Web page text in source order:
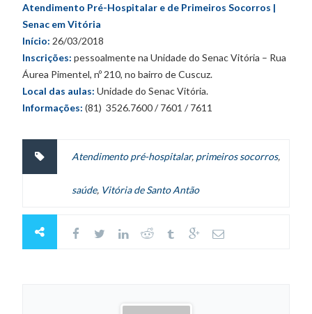
Atendimento Pré-Hospitalar e de Primeiros Socorros |
Senac em Vitória
Início: 26/03/2018
Inscrições: pessoalmente na Unidade do Senac Vitória – Rua
Áurea Pimentel, nº 210, no bairro de Cuscuz.
Local das aulas: Unidade do Senac Vitória.
Informações: (81) 3526.7600 / 7601 / 7611
Atendimento pré-hospitalar, primeiros socorros,
saúde, Vitória de Santo Antão